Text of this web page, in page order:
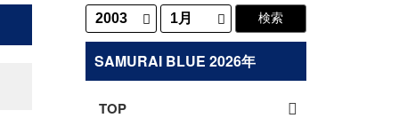
SAMURAI BLUE 2026年
TOP